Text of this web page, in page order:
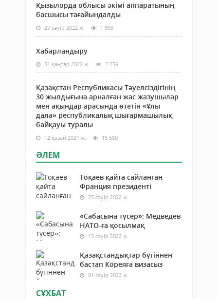
Қызылорда облысы әкімі аппаратының
басшысы тағайындалды
27 сәуір 2022 ж. 1 903
Хабарландыру
31 қаңтар 2022 ж. 2 259
Қазақстан Республикасы Тәуелсіздігінің
30 жылдығына арналған жас жазушылар
мен ақындар арасында өтетін «Ұлы
дала» республикалық шығармашылық
байқауы туралы
12 қазан 2021 ж. 15 680
ӘЛЕМ
Тоқаев қайта сайланған
Франция президенті
25 сәуір 2022 ж.
«Сабасына түсер»: Медведев
НАТО-ға қосылмақ
15 сәуір 2022 ж.
Қазақстандықтар бүгіннен
бастап Кореяға визасыз
01 сәуір 2022 ж.
СҰХБАТ